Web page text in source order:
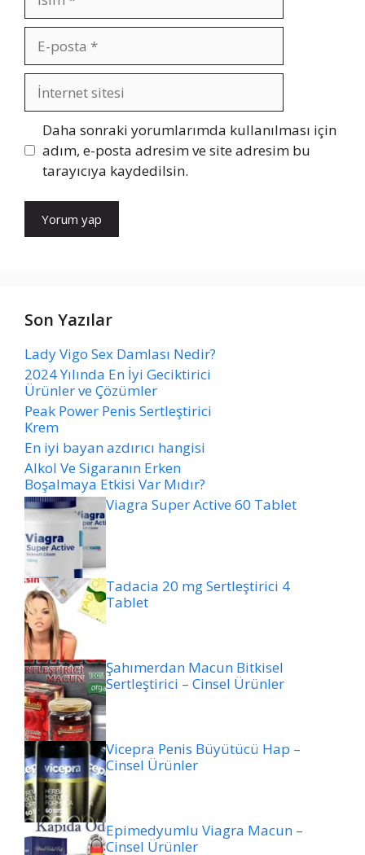
posta
İnternet
sitesi
Daha sonraki yorumlarımda kullanılması için
adım, e-posta adresim ve site adresim bu
tarayıcıya kaydedilsin.
Son Yazılar
Lady Vigo Sex Damlası Nedir?
2024 Yılında En İyi Geciktirici
Ürünler ve Çözümler
Peak Power Penis Sertleştirici
Krem
En iyi bayan azdırıcı hangisi
Alkol Ve Sigaranın Erken
Boşalmaya Etkisi Var Mıdır?
Viagra Super Active 60 Tablet
Tadacia 20 mg Sertleştirici 4
Tablet
Şahımerdan Macun Bitkisel
Sertleştirici – Cinsel Ürünler
Vicepra Penis Büyütücü Hap –
Cinsel Ürünler
Epimedyumlu Viagra Macun –
Cinsel Ürünler